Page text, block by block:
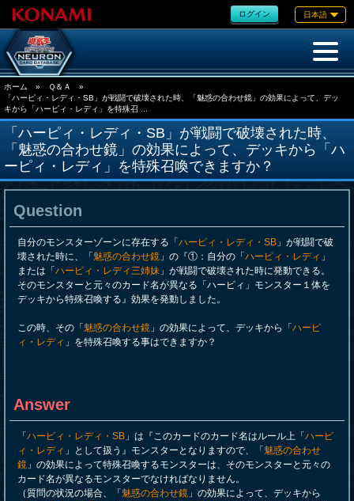
ログイン 日本語
ホーム » Ｑ＆Ａ
»
「ハーピィ・レディ・SB」が戦闘で破壊された時、「魅惑の合わせ鏡」の効果によって、デッ
キから「ハーピィ・レディ」を特殊召 ...
「ハーピィ・レディ・SB」が戦闘で破壊された時、
「魅惑の合わせ鏡」の効果によって、デッキから「ハ
ーピィ・レディ」を特殊召喚できますか？
Question
自分のモンスターゾーンに存在する「 ハーピィ・レディ・SB 」が戦闘で破
壊された時に、「 魅惑の合わせ鏡 」の『①：自分の「 ハーピィ・レディ 」
または「 ハーピィ・レディ三姉妹 」が戦闘で破壊された時に発動できる。
そのモンスターと元々のカード名が異なる「ハーピィ」モンスター１体を
デッキから特殊召喚する』効果を発動しました。
この時、その「 魅惑の合わせ鏡 」の効果によって、デッキから「 ハーピ
ィ・レディ 」を特殊召喚する事はできますか？
Answer
「 ハーピィ・レディ・SB 」は『このカードのカード名はルール上「 ハーピ
ィ・レディ 」として扱う』モンスターとなりますので、「 魅惑の合わせ
鏡 」の効果によって特殊召喚するモンスターは、そのモンスターと元々の
カード名が異なるモンスターでなければなりません。
（質問の状況の場合、「 魅惑の合わせ鏡 」の効果によって、デッキから